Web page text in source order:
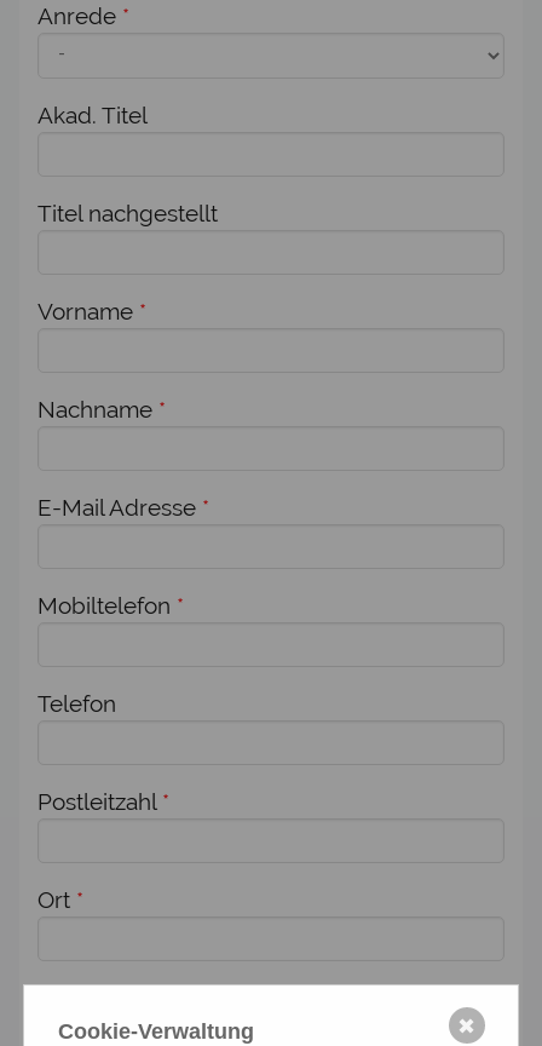
Anrede *
Akad. Titel
Titel nachgestellt
Vorname *
Nachname *
E-Mail Adresse *
Mobiltelefon *
Telefon
Postleitzahl *
Ort *
Cookie-Verwaltung ✖